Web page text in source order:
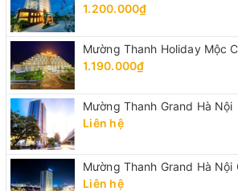
1.200.000₫
Mường Thanh Holiday Mộc
1.190.000₫
Mường Thanh Grand Hà Nội
Liên hệ
Liên hệ